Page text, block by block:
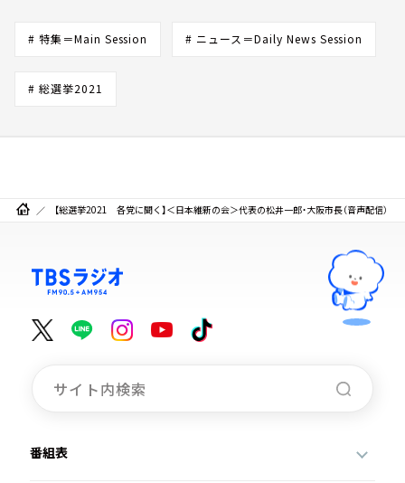
# 特集＝Main Session # ニュース＝Daily News Session
# 総選挙2021
【総選挙2021 各党に聞く】＜日本維新の会＞代表の松井一郎・大阪市長（音声配信）
番組表